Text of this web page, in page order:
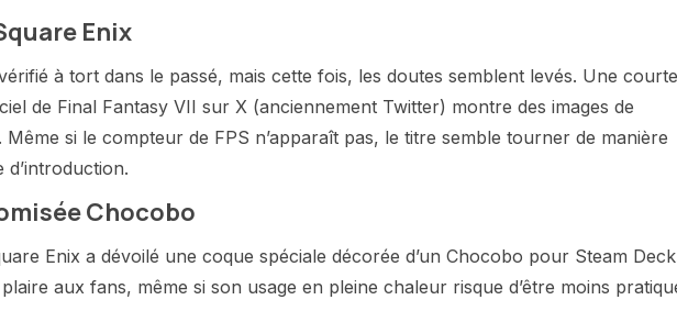
Enix
à tort dans le passé, mais cette fois, les doutes semblent levés. Une courte
de Final Fantasy VII sur X (anciennement Twitter) montre des images de
si le compteur de FPS n’apparaît pas, le titre semble tourner de manière
d’introduction.
Chocobo
Enix a dévoilé une coque spéciale décorée d’un Chocobo pour Steam
aux fans, même si son usage en pleine chaleur risque d’être moins